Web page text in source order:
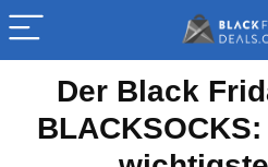
Der Black